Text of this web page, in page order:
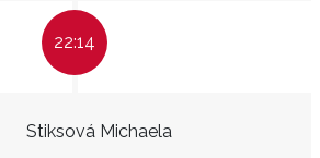
22:14
Stiksová Michaela